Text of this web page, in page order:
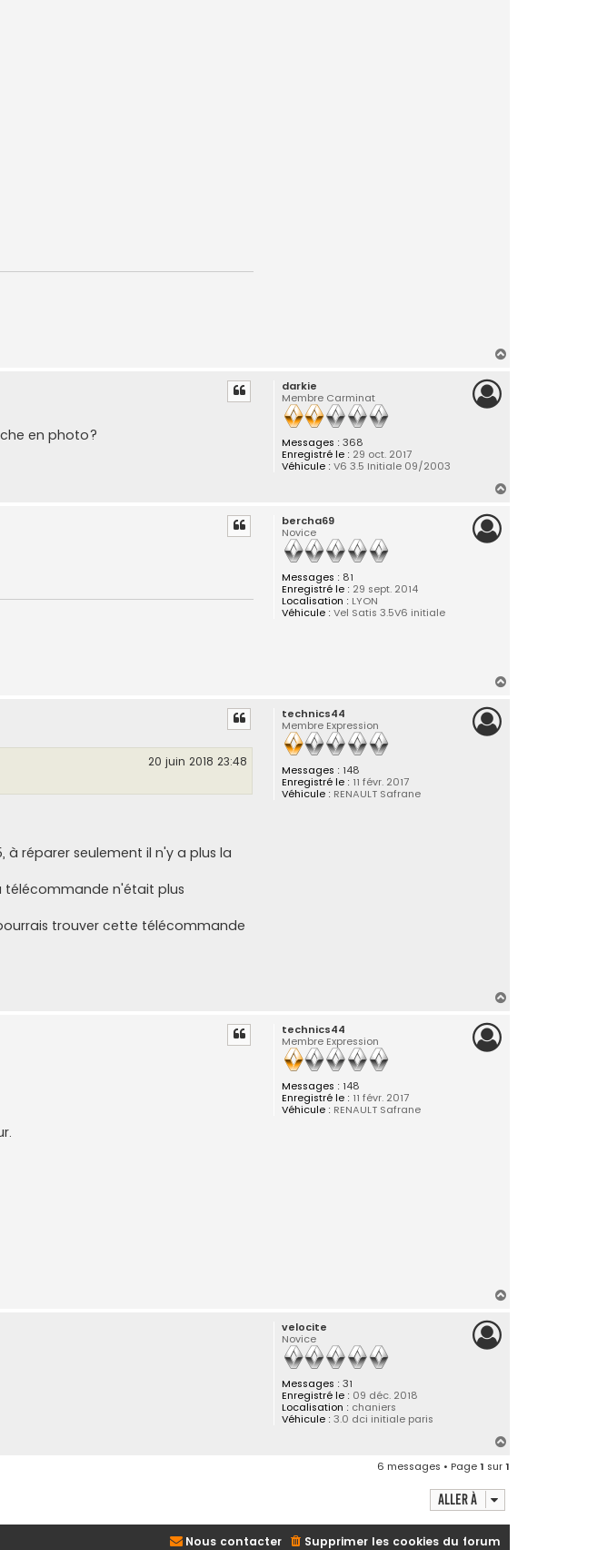
darkie
Membre Carminat
Messages : 368
Enregistré le : 29 oct. 2017
Véhicule : V6 3.5 Initiale 09/2003
en photo?
bercha69
Novice
Messages : 81
Enregistré le : 29 sept. 2014
Localisation : LYON
Véhicule : Vel Satis 3.5V6 initiale
technics44
Membre Expression
Messages : 148
Enregistré le : 11 févr. 2017
Véhicule : RENAULT Safrane
20 juin 2018 23:48
à réparer seulement il n'y a plus la
télécommande n'était plus
trouver cette télécommande
technics44
Membre Expression
Messages : 148
Enregistré le : 11 févr. 2017
Véhicule : RENAULT Safrane
velocite
Novice
Messages : 31
Enregistré le : 09 déc. 2018
Localisation : chaniers
Véhicule : 3.0 dci initiale paris
6 messages • Page1 sur1
Aller à
Supprimer les cookies du forum
Nous contacter